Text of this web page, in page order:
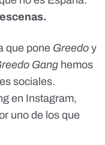
que pone Greedo y
Gang hemos
sociales.
en Instagram,
uno de los que